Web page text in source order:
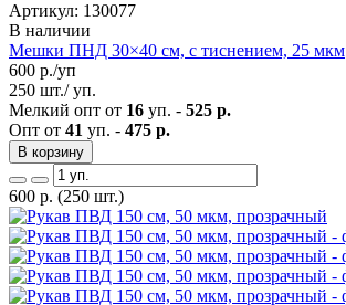
Артикул: 130077
В наличии
Мешки ПНД 30×40 см, с тиснением, 25 мкм
600 р./уп
250 шт./ уп.
Мелкий опт от 16 уп. - 525 р.
Опт от 41 уп. - 475 р.
В корзину
600 р. (250 шт.)